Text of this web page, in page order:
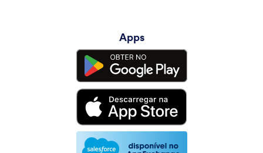
Apps